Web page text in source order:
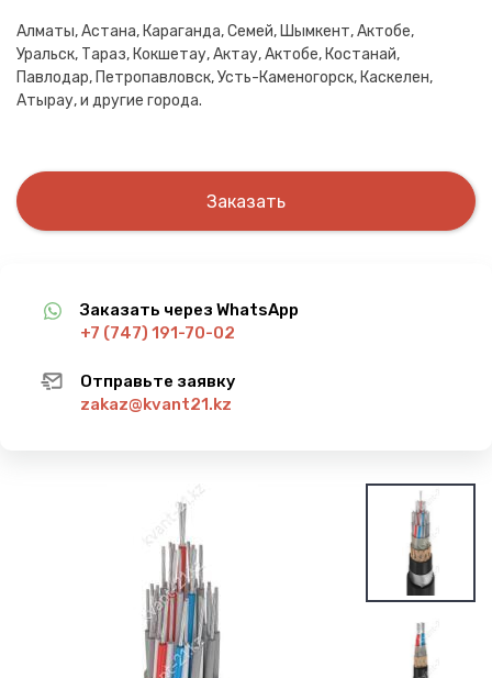
Алматы, Астана, Караганда, Семей, Шымкент, Актобе,
Уральск, Тараз, Кокшетау, Актау, Актобе, Костанай,
Павлодар, Петропавловск, Усть-Каменогорск, Каскелен,
Атырау, и другие города.
Заказать
Заказать через WhatsApp
+7 (747) 191-70-02
Отправьте заявку
zakaz@kvant21.kz